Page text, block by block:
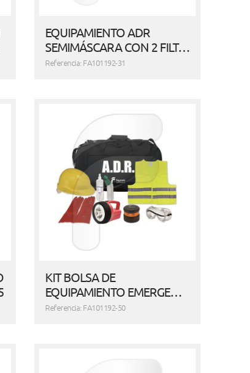
EQUIPAMIENTO ADR
SEMIMÁSCARA CON 2 FILT…
Referencia: FA101192-31
KIT BOLSA DE
EQUIPAMIENTO EMERGE…
Referencia: FA101192-50